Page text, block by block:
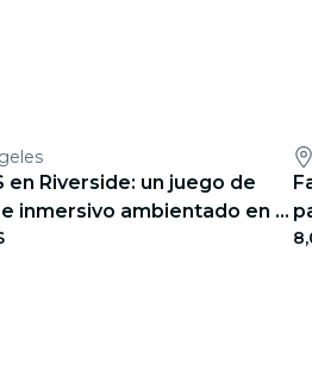
en Riverside: un juego de
inmersivo ambientado en el